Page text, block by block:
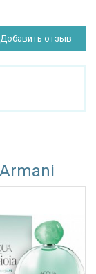
отзыв